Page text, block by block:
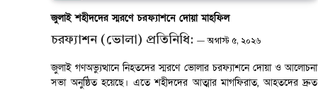
জুলাই শহীদদের স্মরণে চরফ্যাশনে দোয়া মাহফিল
চরফ্যাশন (ভোলা) প্রতিনিধি: অগাস্ট ৫, ২০২৬
জুলাই গণঅভ্যুত্থানে নিহতদের স্মরণে ভোলার চরফ্যাশনে দোয়া ও আলোচনা
সভা অনুষ্ঠিত হয়েছে। এতে শহীদদের আত্মার মাগফিরাত, আহতদের দ্রুত